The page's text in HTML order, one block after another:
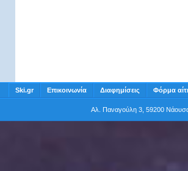
Ski.gr Επικοινωνία Διαφημίσεις Φόρμα
Αλ. Παναγούλη 3, 59200